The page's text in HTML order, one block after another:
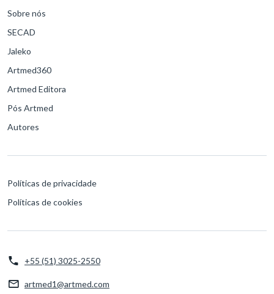
Sobre nós
SECAD
Jaleko
Artmed360
Artmed Editora
Pós Artmed
Autores
Políticas de privacidade
Políticas de cookies
+55 (51) 3025-2550
artmed1@artmed.com